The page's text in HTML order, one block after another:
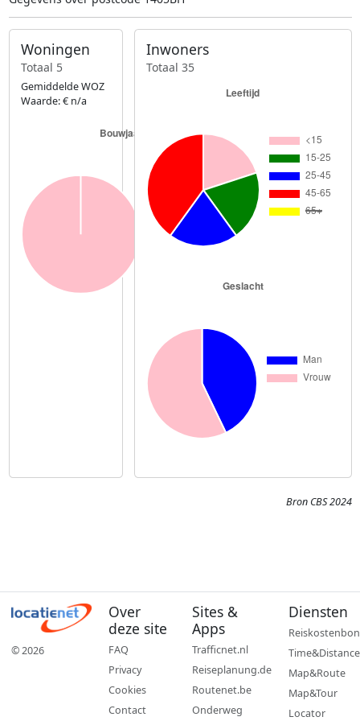
Woningen
Totaal 5
Gemiddelde WOZ
Waarde: € n/a
Inwoners
Totaal 35
Bron CBS 2024
© 2026
Over
deze site
FAQ
Privacy
Cookies
Contact
Sites &
Apps
Trafficnet.nl
Reiseplanung.de
Routenet.be
Onderweg
Diensten
Reiskostenbon
Time&Distance
Map&Route
Map&Tour
Locator